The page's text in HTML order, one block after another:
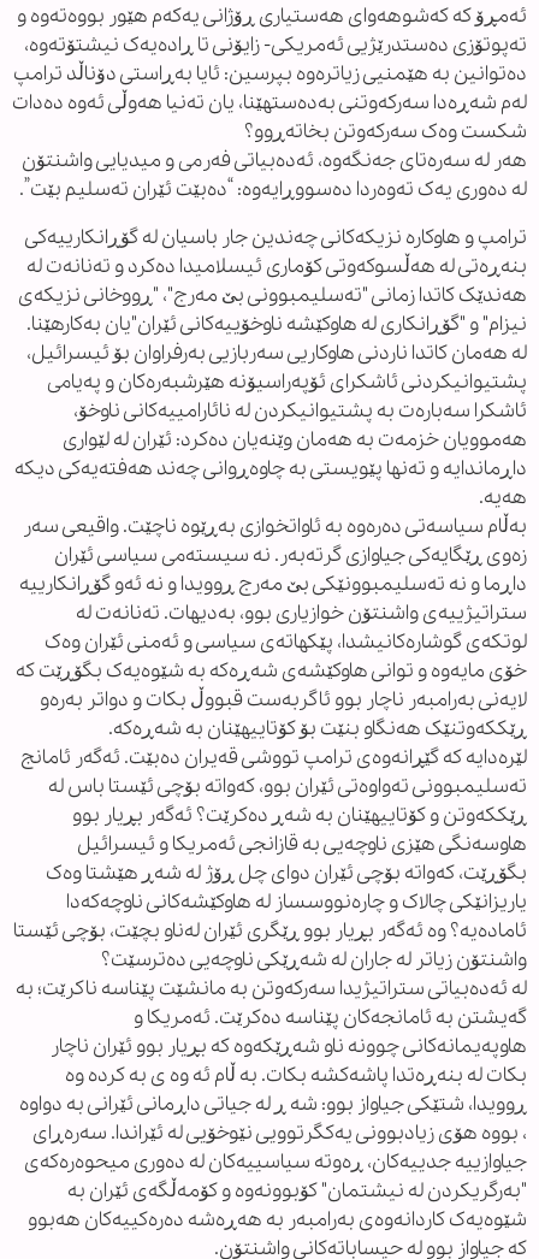
ئەمڕۆ کە کەشوهەوای هەستیاری ڕۆژانی یەکەم هێور بووەتەوە و
تەپوتۆزی دەستدرێژیی ئەمریکی- زایۆنی تا ڕادەیەک نیشتۆتەوە،
دەتوانین بە هێمنیی زیاترەوە بپرسین: ئایا بەڕاستی دۆناڵد ترامپ
لەم شەڕەدا سەرکەوتنی بەدەستهێنا، یان تەنیا هەوڵی ئەوە دەدات
شکست وەک سەرکەوتن بخاتەڕوو؟
هەر لە سەرەتای جەنگەوە، ئەدەبیاتی فەرمی و میدیایی واشنتۆن
لە دەوری یەک تەوەردا دەسووڕایەوە: “دەبێت ئێران تەسلیم بێت”.
ترامپ و هاوکارە نزیکەکانی چەندین جار باسیان لە گۆڕانکارییەکی
بنەڕەتی لە هەڵسوکەوتی کۆماری ئیسلامیدا دەکرد و تەنانەت لە
هەندێک کاتدا زمانی "تەسلیمبوونی بێ مەرج"، "ڕووخانی نزیکەی
نیزام" و "گۆڕانکاری لە هاوکێشە ناوخۆییەکانی ئێران"یان بەکارهێنا.
لە هەمان کاتدا ناردنی هاوکاریی سەربازیی بەرفراوان بۆ ئیسرائیل،
پشتیوانیکردنی ئاشکرای ئۆپەراسیۆنە هێرشبەرەکان و پەیامی
ئاشکرا سەبارەت بە پشتیوانیکردن لە نائارامییەکانی ناوخۆ،
هەموویان خزمەت بە هەمان وێنەیان دەکرد: ئێران لە لێواری
داڕماندایە و تەنها پێویستی بە چاوەڕوانی چەند هەفتەیەکی دیکە
هەیە.
بەڵام سیاسەتی دەرەوە بە ئاواتخوازی بەڕێوە ناچێت. واقیعی سەر
زەوی ڕێگایەکی جیاوازی گرتەبەر. نە سیستەمی سیاسی ئێران
داڕما و نە تەسلیمبوونێکی بێ مەرج ڕوویدا و نە ئەو گۆڕانکارییە
ستراتیژییەی واشنتۆن خوازیاری بوو، بەدیهات. تەنانەت لە
لوتکەی گوشارەکانیشدا، پێکهاتەی سیاسی و ئەمنی ئێران وەک
خۆی مایەوە و توانی هاوکێشەی شەڕەکە بە شێوەیەک بگۆڕێت کە
لایەنی بەرامبەر ناچار بوو ئاگربەست قبووڵ بکات و دواتر بەرەو
ڕێککەوتنێک هەنگاو بنێت بۆ کۆتاییهێنان بە شەڕەکە.
لێرەدایە کە گێڕانەوەی ترامپ تووشی قەیران دەبێت. ئەگەر ئامانج
تەسلیمبوونی تەواوەتی ئێران بوو، کەواتە بۆچی ئێستا باس لە
ڕێککەوتن و کۆتاییهێنان بە شەڕ دەکرێت؟ ئەگەر بڕیار بوو
هاوسەنگی هێزی ناوچەیی بە قازانجی ئەمریکا و ئیسرائیل
بگۆڕێت، کەواتە بۆچی ئێران دوای چل ڕۆژ لە شەڕ هێشتا وەک
یاریزانێکی چالاک و چارەنووسساز لە هاوکێشەکانی ناوچەکەدا
ئامادەیە؟ وە ئەگەر بڕیار بوو ڕێگری ئێران لەناو بچێت، بۆچی ئێستا
واشنتۆن زیاتر لە جاران لە شەڕێکی ناوچەیی دەترسێت؟
لە ئەدەبیاتی ستراتیژیدا سەرکەوتن بە مانشێت پێناسە ناکرێت؛ بە
گەیشتن بە ئامانجەکان پێناسە دەکرێت. ئەمریکا و
هاوپەیمانەکانی چوونە ناو شەڕێکەوە کە بڕیار بوو ئێران ناچار
بکات لە بنەڕەتدا پاشەکشە بکات. به ڵام ئه وه ی به کرده وه
ڕوویدا، شتێکی جیاواز بوو: شه ڕ له جیاتی داڕمانی ئێرانی به دواوه
، بووه هۆی زیادبوونی یەکگرتوویی نێوخۆیی له ئێراندا. سەرەڕای
جیاوازییە جدییەکان، ڕەوتە سیاسییەکان لە دەوری میحوەرەکەی
"بەرگریکردن لە نیشتمان" کۆبوونەوە و کۆمەڵگەی ئێران بە
شێوەیەک کاردانەوەی بەرامبەر بە هەڕەشە دەرەکییەکان هەبوو
کە جیاواز بوو لە حیساباتەکانی واشنتۆن.